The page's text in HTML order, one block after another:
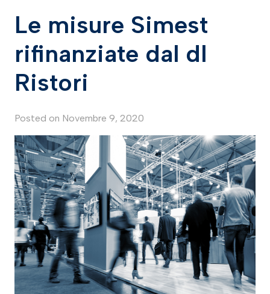
Le misure Simest
rifinanziate dal dl
Ristori
Posted on Novembre 9, 2020